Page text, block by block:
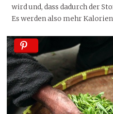
wird und, dass dadurch der
Es werden also mehr